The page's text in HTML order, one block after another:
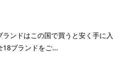
ランドはこの国で買うと安く手に入
18ブランドをご...